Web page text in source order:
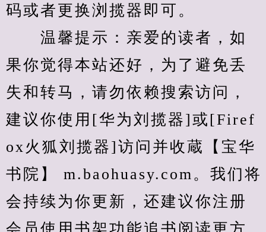
码或者更换浏揽器即可。
温馨提示：亲爱的读者，如
果你觉得本站还好，为了避免丢
失和转马，请勿依赖搜索访问，
建议你使用[华为刘揽器]或[Firef
ox火狐刘揽器]访问并收蔵【宝华
书院】 m.baohuasy.com。我们将
会持续为你更新，还建议你注册